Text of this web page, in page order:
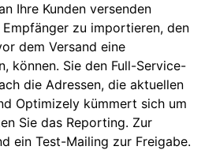
Ihre Kunden versenden
zu importieren, den
dem Versand eine
können. Sie den Full-Service-
die Adressen, die aktuellen
Optimizely kümmert sich um
Sie das Reporting. Zur
ein Test-Mailing zur Freigabe.